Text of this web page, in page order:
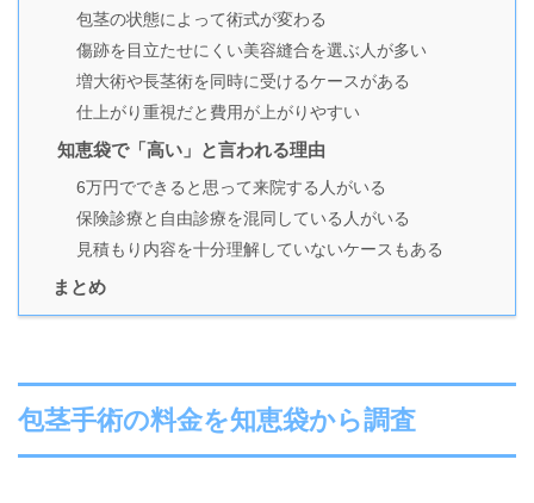
包茎の状態によって術式が変わる
傷跡を目立たせにくい美容縫合を選ぶ人が多い
増大術や長茎術を同時に受けるケースがある
仕上がり重視だと費用が上がりやすい
知恵袋で「高い」と言われる理由
6万円でできると思って来院する人がいる
保険診療と自由診療を混同している人がいる
見積もり内容を十分理解していないケースもある
まとめ
包茎手術の料金を知恵袋から調査